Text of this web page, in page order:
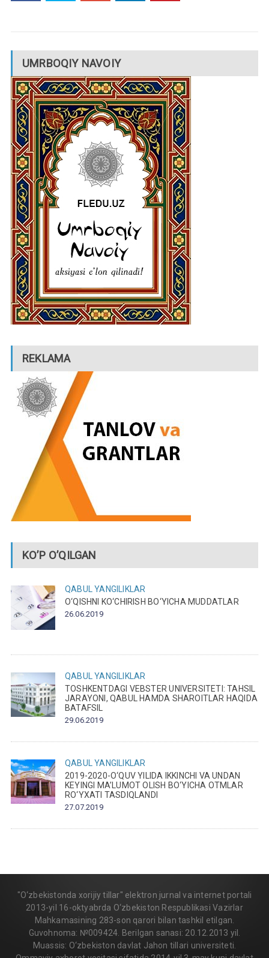
UMRBOQIY NAVOIY
REKLAMA
KO’P O’QILGAN
QABUL
YANGILIKLAR
O‘QISHNI KO‘CHIRISH BO‘YICHA MUDDATLAR
26.06.2019
QABUL
YANGILIKLAR
TOSHKENTDAGI VEBSTER UNIVERSITETI: TAHSIL
JARAYONI, QABUL HAMDA SHAROITLAR HAQIDA
BATAFSIL
29.06.2019
QABUL
YANGILIKLAR
2019-2020-O‘QUV YILIDA IKKINCHI VA UNDAN
KEYINGI MA’LUMOT OLISH BO‘YICHA OTMLAR
RO‘YXATI TASDIQLANDI
27.07.2019
"O‘zbekistonda xorijiy tillar" elektron jurnal va internet portali
2013-yil 16-oktyabrda O‘zbekiston Respublikasi Vazirlar
Mahkamasining 283-son qarori bilan tashkil etilgan.
Guvohnoma: №009424. Berilgan sanasi: 20.12.2013 yil.
Muassis: O‘zbekiston davlat Jahon tillari universiteti.